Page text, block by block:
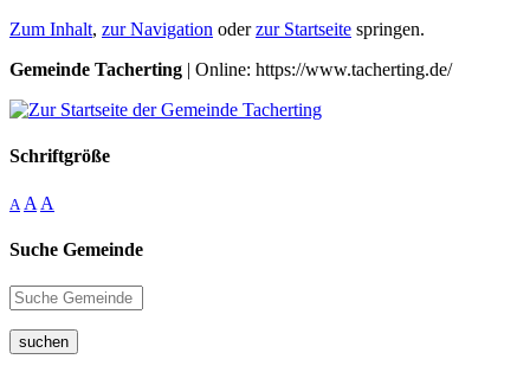
Zum Inhalt, zur Navigation oderzur Startseite springen.
Gemeinde Tacherting | Online: https://www.tacherting.de/
Schriftgröße
A A A
Suche Gemeinde
suchen